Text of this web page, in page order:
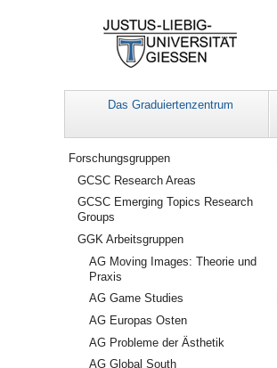
Das Graduiertenzentrum
Navigation
Forschungsgruppen
GCSC Research Areas
GCSC Emerging Topics Research
Groups
GGK Arbeitsgruppen
AG Moving Images: Theorie und
Praxis
AG Game Studies
AG Europas Osten
AG Probleme der Ästhetik
AG Global South